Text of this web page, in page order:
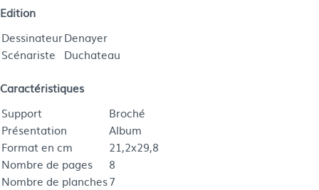
Edition
DessinateurDenayer
Scénariste
Duchateau
Caractéristiques
Support
Broché
Présentation
Album
Format en cm
21,2x29,8
Nombre de pages
8
Nombre de planches7